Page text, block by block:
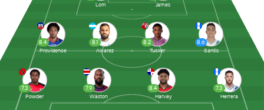
7.9
Waston
8.2
Tucker
8.1
Alvarez
8.4
Harvey
7.3
Powder
Lom
8.6
Santis
James
7.3
Herrera
8.4
Providence